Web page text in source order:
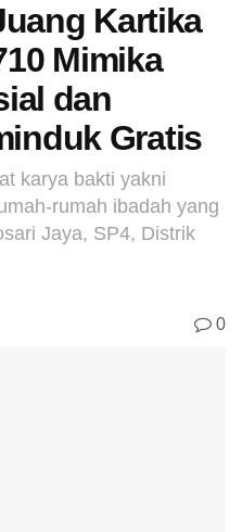
Kartika
Mimika
dan
Gratis
karya bakti yakni
rumah ibadah yang
Jaya, SP4, Distrik
0